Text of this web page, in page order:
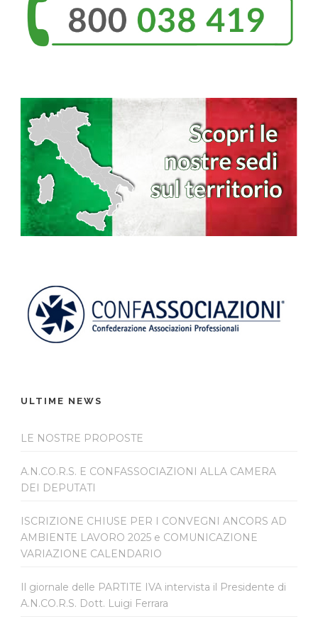
ULTIME NEWS
LE NOSTRE PROPOSTE
A.N.CO.R.S. E CONFASSOCIAZIONI ALLA CAMERA
DEI DEPUTATI
ISCRIZIONE CHIUSE PER I CONVEGNI ANCORS AD
AMBIENTE LAVORO 2025 e COMUNICAZIONE
VARIAZIONE CALENDARIO
Il giornale delle PARTITE IVA intervista il Presidente di
A.N.CO.R.S. Dott. Luigi Ferrara